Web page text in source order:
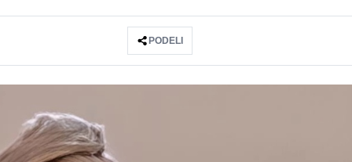
PODELI